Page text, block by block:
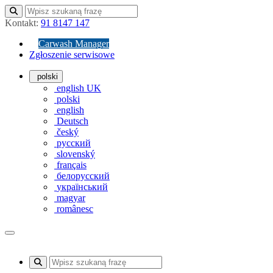
Kontakt: 91 8147 147
Carwash Manager
Zgłoszenie serwisowe
polski
english UK
polski
english
Deutsch
český
русский
slovenský
français
белорусский
український
magyar
românesc